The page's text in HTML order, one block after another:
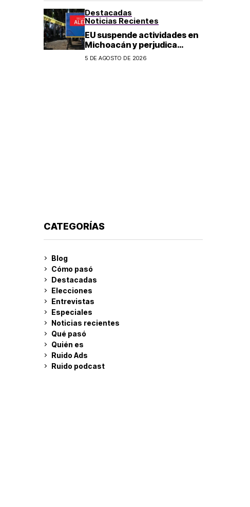
Destacadas
Noticias Recientes
EU suspende actividades en
Michoacán y perjudica
exportación de aguacate
5 DE AGOSTO DE 2026
CATEGORÍAS
Blog
Cómo pasó
Destacadas
Elecciones
Entrevistas
Especiales
Noticias recientes
Qué pasó
Quién es
Ruido Ads
Ruido podcast